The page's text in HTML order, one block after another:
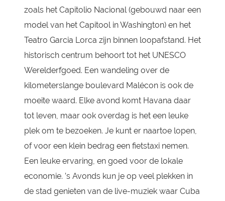
zoals het Capitolio Nacional (gebouwd naar een
model van het Capitool in Washington) en het
Teatro Garcia Lorca zijn binnen loopafstand. Het
historisch centrum behoort tot het UNESCO
Werelderfgoed. Een wandeling over de
kilometerslange boulevard Malécon is ook de
moeite waard. Elke avond komt Havana daar
tot leven, maar ook overdag is het een leuke
plek om te bezoeken. Je kunt er naartoe lopen,
of voor een klein bedrag een fietstaxi nemen.
Een leuke ervaring, en goed voor de lokale
economie. ’s Avonds kun je op veel plekken in
de stad genieten van de live-muziek waar Cuba